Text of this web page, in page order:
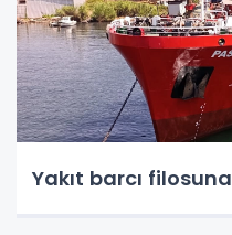
Yakıt barcı